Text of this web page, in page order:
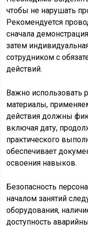
чтобы не нарушать
Рекомендуется
сначала
затем
сотрудником с
действий.
Важно использовать
материалы,
действия должны
включая дату,
практического
обеспечивает
освоения навыков.
Безопасность
началом занятий
оборудования,
доступность